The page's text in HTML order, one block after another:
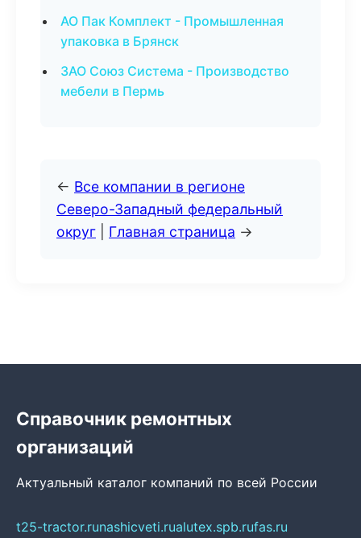
АО Пак Комплект - Промышленная
упаковка в Брянск
ЗАО Союз Система - Производство
мебели в Пермь
← Все компании в регионе
Северо-Западный федеральный
округ
Главная страница →
Справочник ремонтных
организаций
Актуальный каталог компаний по всей России
t25-tractor.runashicveti.rualutex.spb.rufas.ru